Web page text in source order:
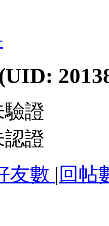
驗證
認證
友數 | 回帖